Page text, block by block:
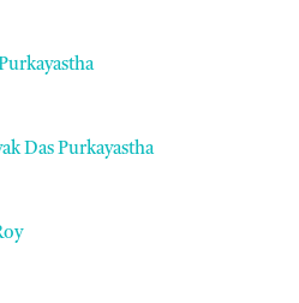
Das Purkayastha